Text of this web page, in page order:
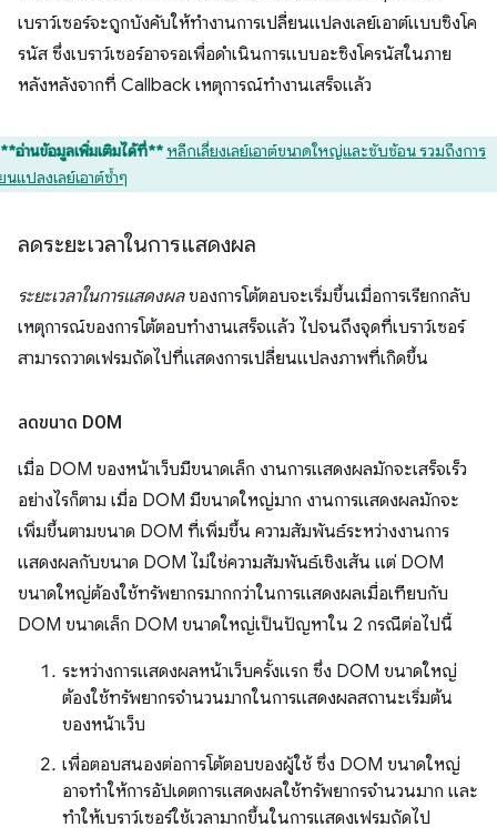
เบราว์เซอร์จะถูกบังคับให้ทำงานการเปลี่ยนแปลงเลย์เอาต์แบบซิงโค
รนัส ซึ่งเบราว์เซอร์อาจรอเพื่อดำเนินการแบบอะซิงโครนัสในภาย
หลังหลังจากที่ Callback เหตุการณ์ทำงานเสร็จแล้ว
**อ่านข้อมูลเพิ่มเติมได้ที่**หลีกเลี่ยงเลย์เอาต์ขนาดใหญ่และซับซ้อน รวมถึงการ
นแปลงเลย์เอาต์ซ้ำๆ
ลดระยะเวลาในการแสดงผล
ระยะเวลาในการแสดงผลของการโต้ตอบจะเริ่มขึ้นเมื่อการเรียกกลับ
เหตุการณ์ของการโต้ตอบทำงานเสร็จแล้ว ไปจนถึงจุดที่เบราว์เซอร์
สามารถวาดเฟรมถัดไปที่แสดงการเปลี่ยนแปลงภาพที่เกิดขึ้น
ลดขนาด DOM
เมื่อ DOM ของหน้าเว็บมีขนาดเล็ก งานการแสดงผลมักจะเสร็จเร็ว
อย่างไรก็ตาม เมื่อ DOM มีขนาดใหญ่มาก งานการแสดงผลมักจะ
เพิ่มขึ้นตามขนาด DOM ที่เพิ่มขึ้น ความสัมพันธ์ระหว่างงานการ
แสดงผลกับขนาด DOM ไม่ใช่ความสัมพันธ์เชิงเส้น แต่ DOM
ขนาดใหญ่ต้องใช้ทรัพยากรมากกว่าในการแสดงผลเมื่อเทียบกับ
DOM ขนาดเล็ก DOM ขนาดใหญ่เป็นปัญหาใน 2 กรณีต่อไปนี้
ระหว่างการแสดงผลหน้าเว็บครั้งแรก ซึ่ง DOM ขนาดใหญ่
ต้องใช้ทรัพยากรจำนวนมากในการแสดงผลสถานะเริ่มต้น
ของหน้าเว็บ
เพื่อตอบสนองต่อการโต้ตอบของผู้ใช้ ซึ่ง DOM ขนาดใหญ่
อาจทำให้การอัปเดตการแสดงผลใช้ทรัพยากรจำนวนมาก และ
ทำให้เบราว์เซอร์ใช้เวลามากขึ้นในการแสดงเฟรมถัดไป